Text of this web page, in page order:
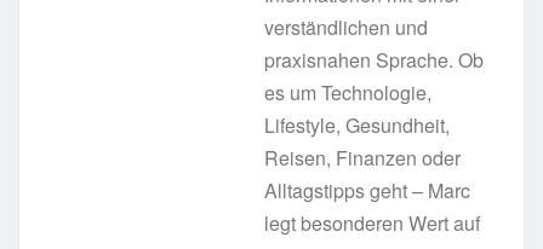
verständlichen und
praxisnahen Sprache. Ob
es um Technologie,
Lifestyle, Gesundheit,
Reisen, Finanzen oder
Alltagstipps geht – Marc
legt besonderen Wert auf